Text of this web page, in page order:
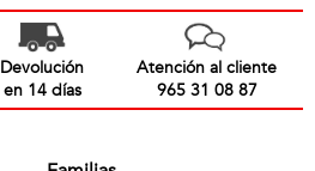
Devolución
en 14 días
Atención al cliente
965 31 08 87